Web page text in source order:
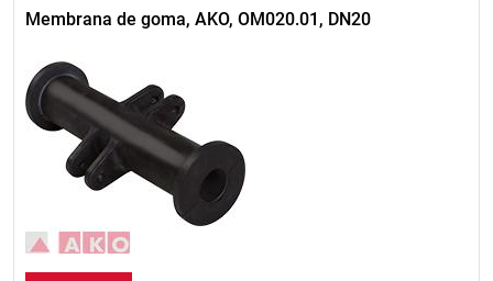
Membrana de goma, AKO, OM020.01, DN20